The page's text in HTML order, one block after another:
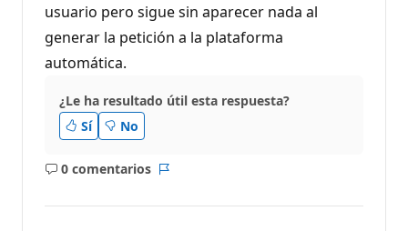
usuario pero sigue sin aparecer nada al
generar la petición a la plataforma
automática.
¿Le ha resultado útil esta respuesta?
Sí
No
0 comentarios
No